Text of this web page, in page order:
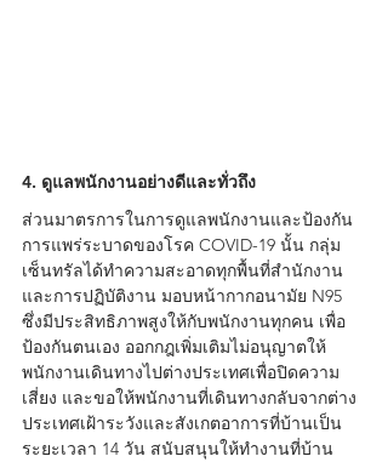
4. ดูแลพนักงานอย่างดีและทั่วถึง
ส่วนมาตรการในการดูแลพนักงานและป้องกัน
การแพร่ระบาดของโรค COVID-19 นั้น กลุ่ม
เซ็นทรัลได้ทำความสะอาดทุกพื้นที่สำนักงาน
และการปฏิบัติงาน มอบหน้ากากอนามัย N95
ซึ่งมีประสิทธิภาพสูงให้กับพนักงานทุกคน เพื่อ
ป้องกันตนเอง ออกกฎเพิ่มเติมไม่อนุญาตให้
พนักงานเดินทางไปต่างประเทศเพื่อปิดความ
เสี่ยง และขอให้พนักงานที่เดินทางกลับจากต่าง
ประเทศเฝ้าระวังและสังเกตอาการที่บ้านเป็น
ระยะเวลา 14 วัน สนับสนุนให้ทำงานที่บ้าน